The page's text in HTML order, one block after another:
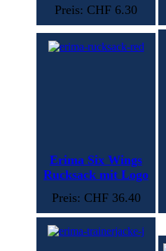
Preis: CHF 6.30
Erima Six Wings
Rucksack mit Logo
Preis: CHF 36.40